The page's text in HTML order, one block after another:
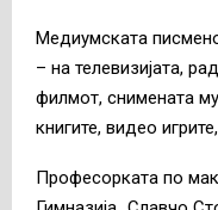
Медиумската
– на телевизијата,
филмот, снимената
книгите, видео
Професорката по